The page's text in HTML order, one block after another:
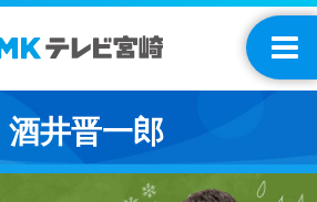
酒井晋一郎